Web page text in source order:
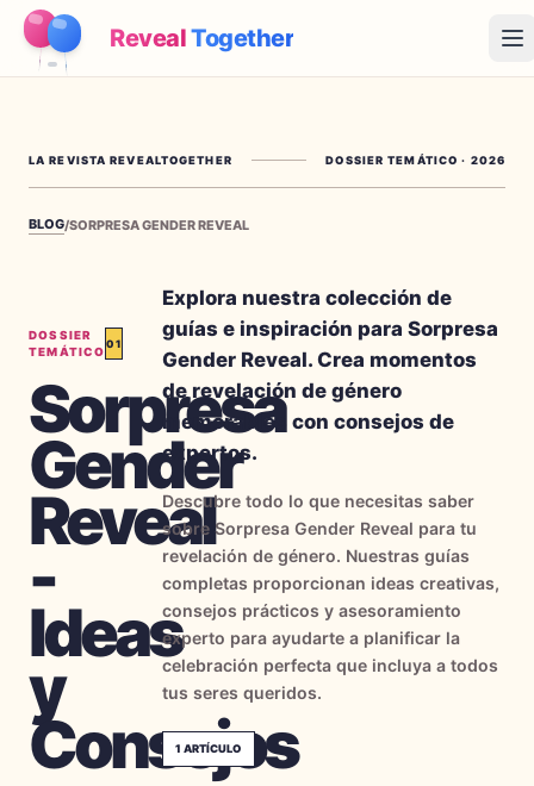
RevealTogether
Demo
Juegos
Precios
Planear la fiesta
Juegos, imprimibles e ideas prácticas gratis
Kit imprimible gratis
Herramientas Gratis
Temas
Iniciar Sesión
LA REVISTA REVEALTOGETHER DOSSIER TEMÁTICO · 2026
BLOG/SORPRESA GENDER REVEAL
DOSSIER
TEMÁTICO
01
Sorpresa
Gender
Reveal
-
Ideas
y
Consejos
Explora nuestra colección de
guías e inspiración para Sorpresa
Gender Reveal. Crea momentos
de revelación de género
memorables con consejos de
expertos.
Descubre todo lo que necesitas saber
sobre Sorpresa Gender Reveal para tu
revelación de género. Nuestras guías
completas proporcionan ideas creativas,
consejos prácticos y asesoramiento
experto para ayudarte a planificar la
celebración perfecta que incluya a todos
tus seres queridos.
1 ARTÍCULO